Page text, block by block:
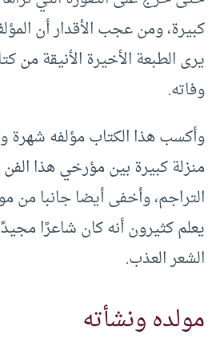
كبيرة، ومن عجب الأقدار أن
يرى الطبعة الأخيرة الأنيقة من
وفاته.
وأكسب هذا الكتاب مؤلفه شهرة
منزلة كبيرة بين مؤرخي هذا
التراجم، وأخفى أيضا جانبا من
يعلم كثيرون أنه كان شاعرًا
الشعر العذب.
مولده ونشأته